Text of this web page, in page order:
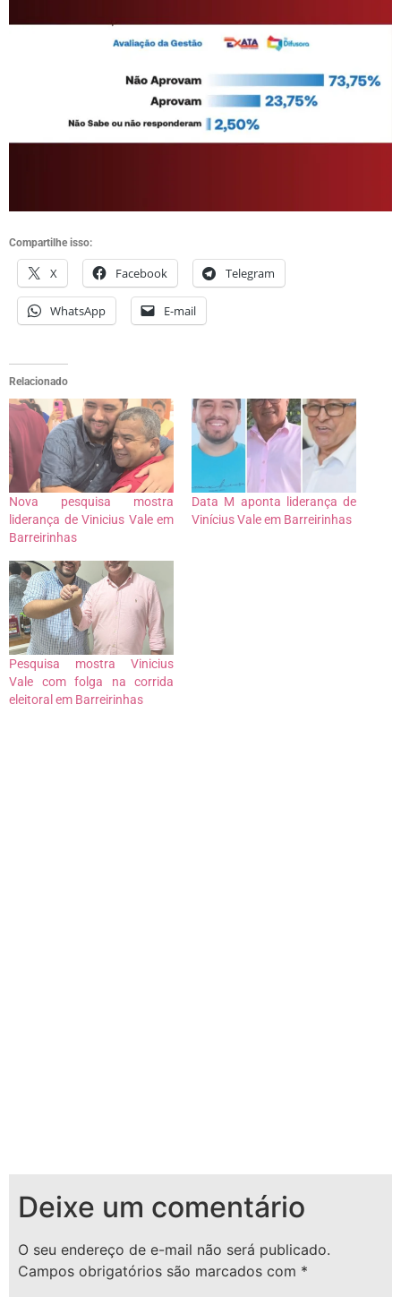
Compartilhe isso:
X Facebook Telegram
WhatsApp E-mail
Relacionado
Nova pesquisa mostra
liderança de Vinicius Vale em
Barreirinhas
Data M aponta liderança de
Vinícius Vale em Barreirinhas
Pesquisa mostra Vinicius
Vale com folga na corrida
eleitoral em Barreirinhas
Deixe um comentário
O seu endereço de e-mail não será publicado.
Campos obrigatórios são marcados com *